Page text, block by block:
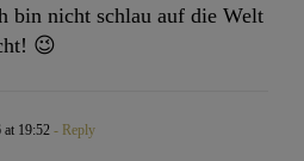
bin nicht schlau auf die Welt
😉
at 19:52 - Reply